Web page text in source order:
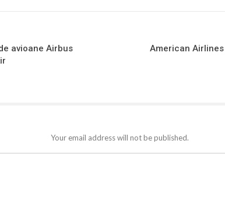
avioane Airbus
American
Your email address will not be published.